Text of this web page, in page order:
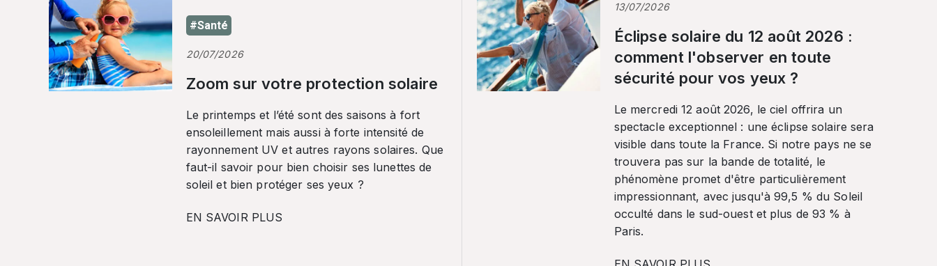
#Santé
20/07/2026
Zoom sur votre protection solaire
Le printemps et l’été sont des saisons à fort
ensoleillement mais aussi à forte intensité de
rayonnement UV et autres rayons solaires. Que
faut-il savoir pour bien choisir ses lunettes de
soleil et bien protéger ses yeux ?
EN SAVOIR PLUS
13/07/2026
Éclipse solaire du 12 août 2026 :
comment l'observer en toute
sécurité pour vos yeux ?
Le mercredi 12 août 2026, le ciel offrira un
spectacle exceptionnel : une éclipse solaire sera
visible dans toute la France. Si notre pays ne se
trouvera pas sur la bande de totalité, le
phénomène promet d'être particulièrement
impressionnant, avec jusqu'à 99,5 % du Soleil
occulté dans le sud-ouest et plus de 93 % à
Paris.